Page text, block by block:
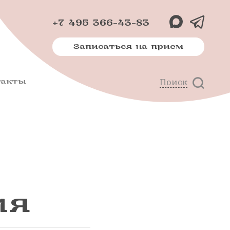
+7 495 366-43-83
Записаться на прием
Поиск